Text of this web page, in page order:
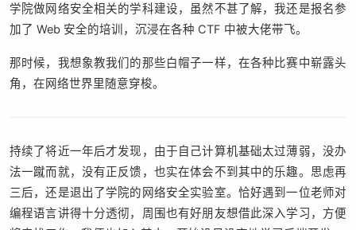
学院做网络安全相关的学科建设，虽然不甚了解，我还是报名参
加了 Web 安全的培训，沉浸在各种 CTF 中被大佬带飞。
那时候，我想象教我们的那些白帽子一样，在各种比赛中崭露头
角，在网络世界里随意穿梭。
持续了将近一年后才发现，由于自己计算机基础太过薄弱，没办
法一蹴而就，没有正反馈，也实在体会不到其中的乐趣。思虑再
三后，还是退出了学院的网络安全实验室。恰好遇到一位老师对
编程语言讲得十分透彻，周围也有好朋友想借此深入学习，方便